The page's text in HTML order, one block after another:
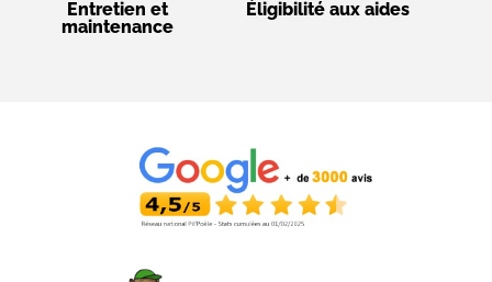
Entretien et
maintenance
Éligibilité aux aides